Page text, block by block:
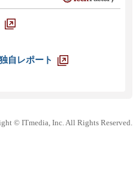
自レポート
© ITmedia, Inc. All Rights Reserved.